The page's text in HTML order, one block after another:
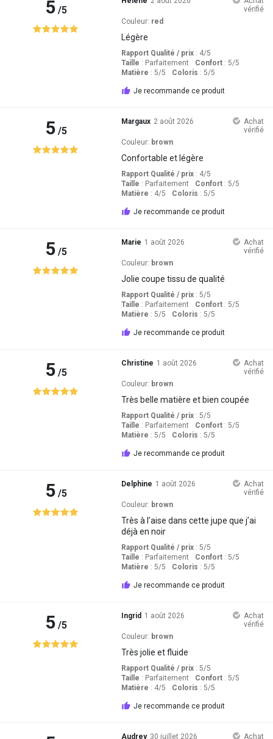
5/5
vérifié
Couleur: red
Légère
Rapport Qualité / prix: 4/5
Taille : Parfaitement Confort: 5/5
Matière : 5/5 Coloris : 5/5
Je recommande ce produit
5/5
Margaux 2 août 2026
Achat
vérifié
Couleur: brown
Confortable et légère
Rapport Qualité / prix: 4/5
Taille : Parfaitement Confort: 5/5
Matière : 4/5 Coloris : 5/5
Je recommande ce produit
5/5
Marie 1 août 2026
Achat
vérifié
Couleur: brown
Jolie coupe tissu de qualité
Rapport Qualité / prix: 5/5
Taille : Parfaitement Confort: 5/5
Matière : 5/5 Coloris : 5/5
Je recommande ce produit
5/5
Christine 1 août 2026
Achat
vérifié
Couleur: brown
Très belle matière et bien coupée
Rapport Qualité / prix: 5/5
Taille : Parfaitement Confort: 5/5
Matière : 5/5 Coloris : 5/5
Je recommande ce produit
5/5
Delphine 1 août 2026
Achat
vérifié
Couleur: brown
Très à l’aise dans cette jupe que j’ai
déjà en noir
Rapport Qualité / prix: 5/5
Taille : Parfaitement Confort: 5/5
Matière : 5/5 Coloris : 5/5
Je recommande ce produit
5/5
Ingrid 1 août 2026
Achat
vérifié
Couleur: brown
Très jolie et fluide
Rapport Qualité / prix: 5/5
Taille : Parfaitement Confort: 5/5
Matière : 4/5 Coloris : 5/5
Je recommande ce produit
Audrey 30 juillet 2026 Achat